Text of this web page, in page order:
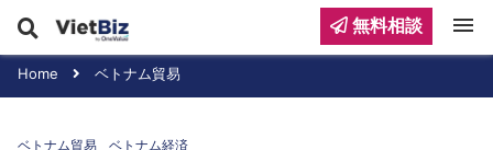
Home ベトナム貿易
ベトナム貿易 ベトナム経済
無料相談 menu